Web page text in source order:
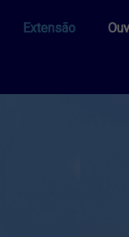
Extensão